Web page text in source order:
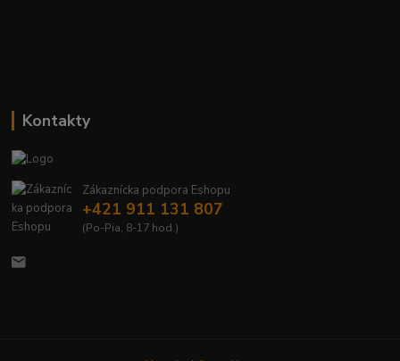
Kontakty
Zákaznícka podpora Eshopu
+421 911 131 807
(Po-Pia, 8-17 hod.)